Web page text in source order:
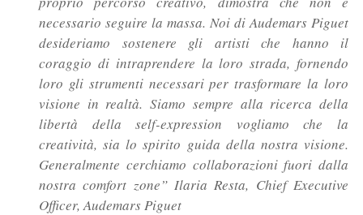
necessario seguire la massa. Noi di Audemars Piguet
desideriamo sostenere gli artisti che hanno il
coraggio di intraprendere la loro strada, fornendo
loro gli strumenti necessari per trasformare la loro
visione in realtà. Siamo sempre alla ricerca della
libertà della self-expression vogliamo che la
creatività, sia lo spirito guida della nostra visione.
Generalmente cerchiamo collaborazioni fuori dalla
nostra comfort zone” Ilaria Resta, Chief Executive
Officer, Audemars Piguet